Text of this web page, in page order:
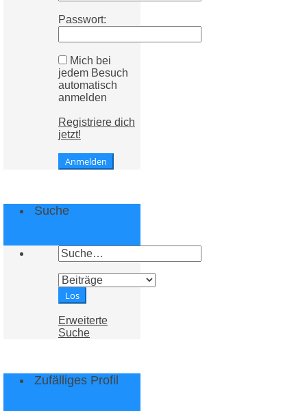
Passwort:
Mich bei
jedem Besuch
automatisch
anmelden
Registriere dich
jetzt!
Suche
Erweiterte
Suche
Zufälliges Profil